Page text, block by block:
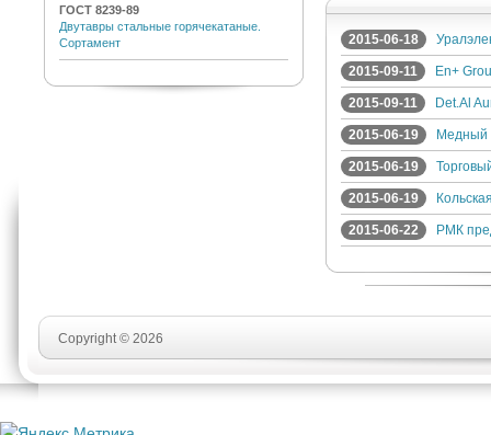
ГОСТ 8239-89
Двутавры стальные горячекатаные.
Сортамент
2015-06-18
2015-09-11 En+
2015-09-11 Det.Al
2015-06-19 Медный
2015-06-19
2015-06-19
2015-06-22 РМК
Copyright © 2026